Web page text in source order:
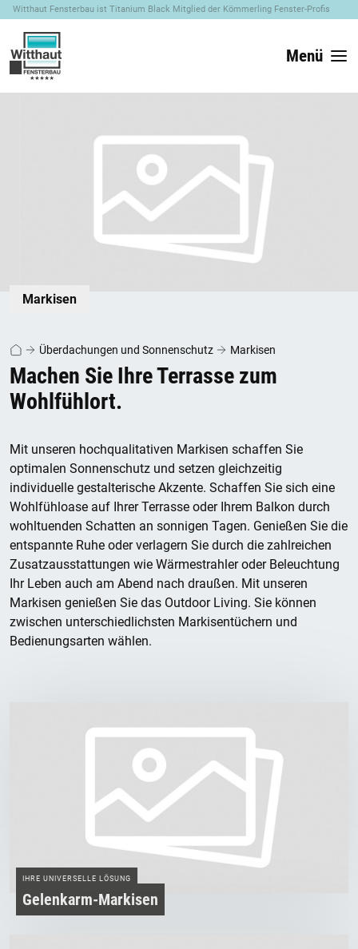
Witthaut Fensterbau ist Titanium Black Mitglied der Kömmerling Fenster-Profis
Menü
Markisen
Überdachungen und Sonnenschutz Markisen
Machen Sie Ihre Terrasse zum
Wohlfühlort.
Mit unseren hochqualitativen Markisen schaffen Sie
optimalen Sonnenschutz und setzen gleichzeitig
individuelle gestalterische Akzente. Schaffen Sie sich eine
Wohlfühloase auf Ihrer Terrasse oder Ihrem Balkon durch
wohltuenden Schatten an sonnigen Tagen. Genießen Sie die
entspannte Ruhe oder verlagern Sie durch die zahlreichen
Zusatzausstattungen wie Wärmestrahler oder Beleuchtung
Ihr Leben auch am Abend nach draußen. Mit unseren
Markisen genießen Sie das Outdoor Living. Sie können
zwischen unterschiedlichsten Markisentüchern und
Bedienungsarten wählen.
IHRE UNIVERSELLE LÖSUNG
Gelenkarm-Markisen